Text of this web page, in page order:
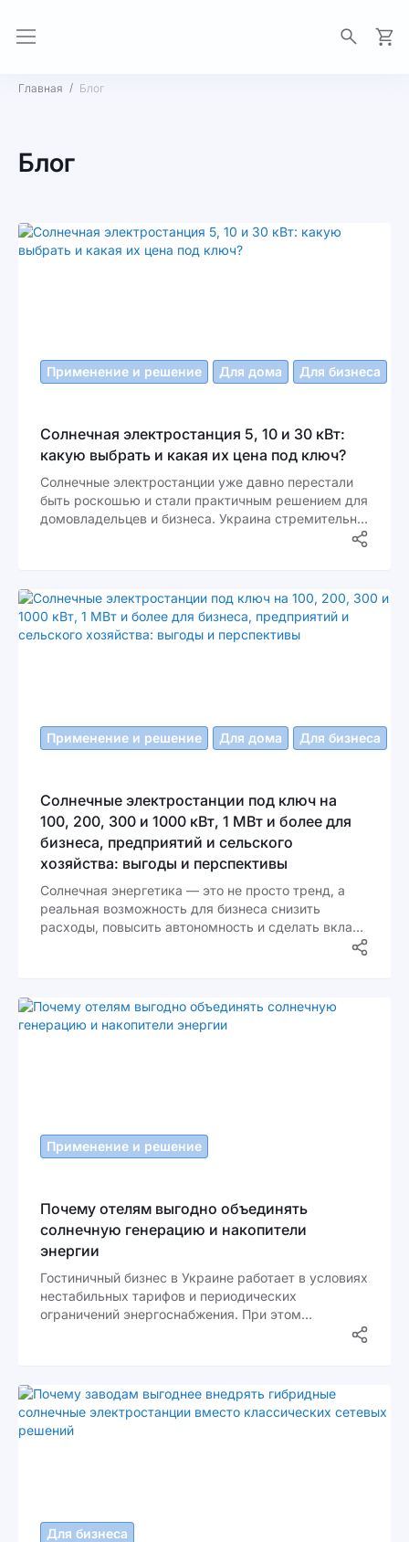
Главная Блог
Блог
Применение и решение Для дома Для бизнеса
Солнечная электростанция 5, 10 и 30 кВт:
какую выбрать и какая их цена под ключ?
Солнечные электростанции уже давно перестали
быть роскошью и стали практичным решением для
домовладельцев и бизнеса. Украина стремительно
Применение и решение Для дома Для бизнеса
Солнечные электростанции под ключ на
100, 200, 300 и 1000 кВт, 1 МВт и более для
бизнеса, предприятий и сельского
хозяйства: выгоды и перспективы
Солнечная энергетика — это не просто тренд, а
реальная возможность для бизнеса снизить
расходы, повысить автономность и сделать вклад
этот шаг становится всё популярнее?
Применение и решение
Почему отелям выгодно объединять
солнечную генерацию и накопители
энергии
Гостиничный бизнес в Украине работает в условиях
нестабильных тарифов и периодических
ограничений энергоснабжения. При этом
ситуации владельцы отелей все чаще
рассматривают комбинированные решения, где
генерация и хранение энергии работают как
Для бизнеса